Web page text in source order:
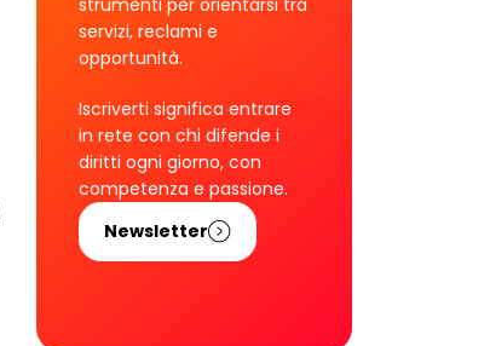
strumenti per orientarsi tra
servizi, reclami e
opportunità.
Iscriverti significa entrare
in rete con chi difende i
diritti ogni giorno, con
competenza e passione.
Newsletter